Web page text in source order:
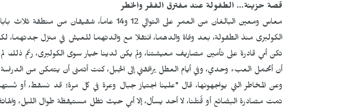
قصة حزينة... الطفولة عند مفترق الفقر والخطر
معاس ومعين البالغان من العمر على التوالي 12 و14
الكولبری منذ الطفولة، بعد وفاة والدهما، انتقلا مع والدتهما للعيش في منزل
تكن أمي قادرة على تأمين مصاريف معيشتنا، ولم يكن لدينا خيار سوى الكولبری، رغم
أن أتحمل العبء وحدي، وفي أيام العطل يرافقني إلى الجبل، كنت أتمنى أن يتمكن من
وعن المخاطر التي يواجهونها، قال "علينا اجتياز جبال وعرة في كل مرة؛ قد نسقط، أو
تمت مصادرة البضائع أو قُتلنا، لا أحد يسأل، إلا أمي حيث تظل مستيقظة طوال الليل،